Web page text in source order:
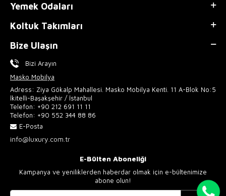
Yemek Odaları
Koltuk Takımları
Bize Ulaşın
Bizi Arayın
Masko Mobilya
Adress: Ziya Gökalp Mahallesi. Masko Mobilya Kenti. 11 A-Blok No:5
İkitelli-Başakşehir / İstanbul
Telefon: +90 212 691 11 11
Telefon: +90 552 344 88 86
E-Posta
info@luxury.com.tr
E-Bülten Aboneliği
Kampanya ve yeniliklerden haberdar olmak için e-bültenimize
abone olun!